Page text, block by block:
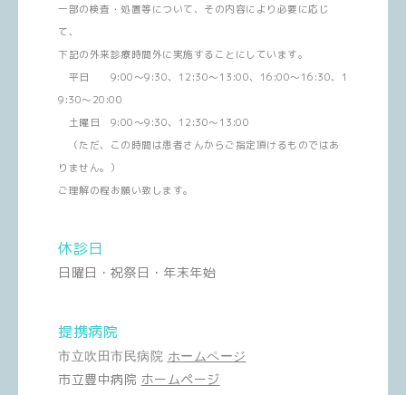
一部の検査・処置等について、その内容により必要に応じ
て、
下記の外来診療時間外に実施することにしています。
平日 9:00～9:30、12:30～13:00、16:00～16:30、1
9:30～20:00
土曜日 9:00～9:30、12:30～13:00
（ただ、この時間は患者さんからご指定頂けるものではあ
りません。）
ご理解の程お願い致します。
休診日
日曜日・祝祭日・年末年始
提携病院
市立吹田市民病院 ホームページ
市立豊中病院 ホームページ